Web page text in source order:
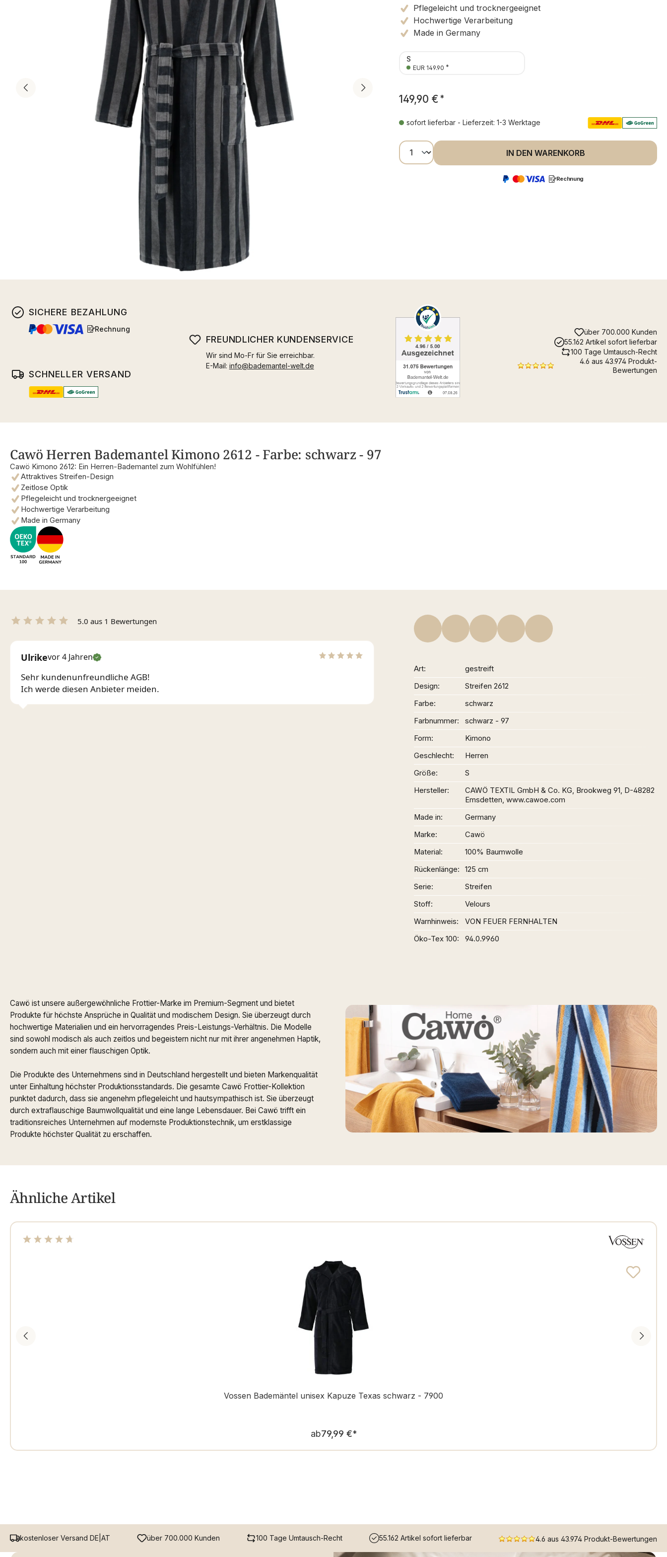
Pflegeleicht und trocknergeeignet
Hochwertige Verarbeitung
Made in Germany
S
EUR 149.90 *
149,90 € *
sofort lieferbar - Lieferzeit: 1-3 Werktage
Produkt Anzahl: Gib den gewünschten Wert
IN DEN WARENKORB
Rechnung
SICHERE BEZAHLUNG
Rechnung
SCHNELLER VERSAND
FREUNDLICHER KUNDENSERVICE
Wir sind Mo-Fr für Sie erreichbar.
E-Mail: info@bademantel-welt.de
über 700.000 Kunden
55.162 Artikel sofort lieferbar
100 Tage Umtausch-Recht
4.6 aus 43.974 Produkt-
Bewertungen
Cawö Herren Bademantel Kimono 2612 - Farbe: schwarz - 97
Cawö Kimono 2612: Ein Herren-Bademantel zum Wohlfühlen!
Attraktives Streifen-Design
Zeitlose Optik
Pflegeleicht und trocknergeeignet
Hochwertige Verarbeitung
Made in Germany
5.0 aus 1 Bewertungen
Ulrikevor 4 Jahren
Sehr kundenunfreundliche AGB!
Ich werde diesen Anbieter meiden.
Art
gestreift
Design
Streifen 2612
Farbe
schwarz
Farbnummer
schwarz - 97
Form
Kimono
Geschlecht
Herren
Größe
S
Hersteller
CAWÖ TEXTIL GmbH & Co. KG, Brookweg 91, D-48282
Emsdetten, www.cawoe.com
Made in
Germany
Marke
Cawö
Material
100% Baumwolle
Rückenlänge
125 cm
Serie
Streifen
Stoff
Velours
Warnhinweis
VON FEUER FERNHALTEN
Öko-Tex 100
94.0.9960
Cawö ist unsere außergewöhnliche Frottier-Marke im Premium-Segment und bietet
Produkte für höchste Ansprüche in Qualität und modischem Design. Sie überzeugt durch
hochwertige Materialien und ein hervorragendes Preis-Leistungs-Verhältnis. Die Modelle
sind sowohl modisch als auch zeitlos und begeistern nicht nur mit ihrer angenehmen Haptik,
sondern auch mit einer flauschigen Optik.
Die Produkte des Unternehmens sind in Deutschland hergestellt und bieten Markenqualität
unter Einhaltung höchster Produktionsstandards. Die gesamte Cawö Frottier-Kollektion
punktet dadurch, dass sie angenehm pflegeleicht und hautsympathisch ist. Sie überzeugt
durch extraflauschige Baumwollqualität und eine lange Lebensdauer. Bei Cawö trifft ein
traditionsreiches Unternehmen auf modernste Produktionstechnik, um erstklassige
Produkte höchster Qualität zu erschaffen.
Ähnliche Artikel
Vossen Bademäntel unisex Kapuze Texas schwarz - 7900
Regulärer Preis:
ab79,99 €*
kostenloser Versand DE|AT über 700.000 Kunden 100 Tage Umtausch-Recht 55.162 Artikel sofort lieferbar 4.6 aus 43.974 Produkt-Bewertungen